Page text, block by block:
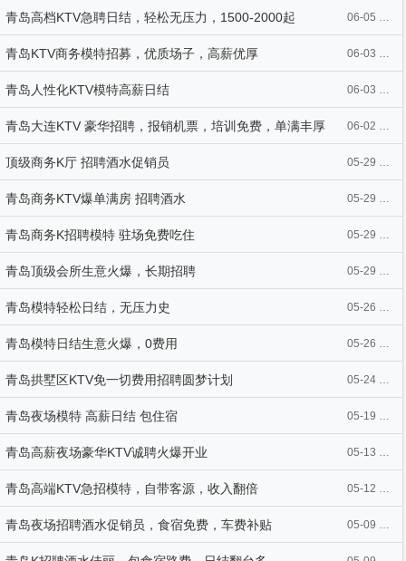
青岛高档KTV急聘日结，轻松无压力，1500-2000起 06-05 11:03
青岛KTV商务模特招募，优质场子，高薪优厚 06-03 14:04
青岛人性化KTV模特高薪日结 06-03 14:04
青岛大连KTV 豪华招聘，报销机票，培训免费，单满丰厚 06-02 07:39
顶级商务K厅 招聘酒水促销员 05-29 10:01
青岛商务KTV爆单满房 招聘酒水 05-29 10:00
青岛商务K招聘模特 驻场免费吃住 05-29 09:42
青岛顶级会所生意火爆，长期招聘 05-29 09:41
青岛模特轻松日结，无压力史 05-26 21:18
青岛模特日结生意火爆，0费用 05-26 21:17
青岛拱墅区KTV免一切费用招聘圆梦计划 05-24 15:59
青岛夜场模特 高薪日结 包住宿 05-19 12:57
青岛高薪夜场豪华KTV诚聘火爆开业 05-13 11:30
青岛高端KTV急招模特，自带客源，收入翻倍 05-12 16:38
青岛夜场招聘酒水促销员，食宿免费，车费补贴 05-09 15:38